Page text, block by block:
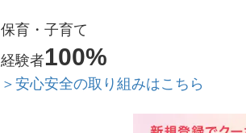
保育・子育て
経験者100%
＞安心安全の取り組みはこちら